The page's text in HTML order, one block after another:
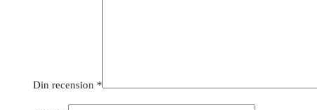
Din recension *